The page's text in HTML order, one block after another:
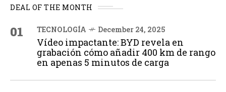
DEAL OF THE MONTH
01 TECNOLOGÍA December 24, 2025
Vídeo impactante: BYD revela en
grabación cómo añadir 400 km de rango
en apenas 5 minutos de carga